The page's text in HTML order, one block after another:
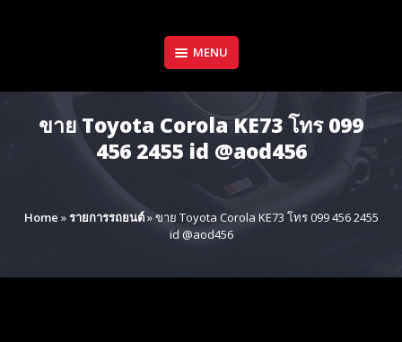
MENU
ขาย Toyota Corola KE73 โทร 099
456 2455 id @aod456
Home »รายการรถยนต์»ขาย Toyota Corola KE73 โทร 099 456 2455
id @aod456